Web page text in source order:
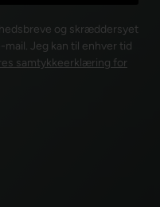
og skræddersyet
Jeg kan til enhver tid
samtykkeerklæring for